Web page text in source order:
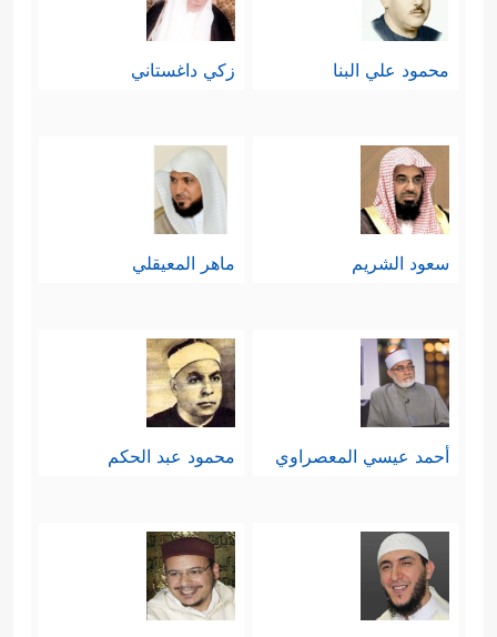
محمود علي البنا زكي داغستاني
سعود الشريم ماهر المعيقلي
أحمد عيسي المعصراوي محمود عبد الحكم